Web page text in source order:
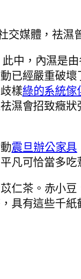
交媒體，祛
中，內濕是
已經嚴重破壞
樣綠的系統傢
濕會招致癥
震旦辦公家具
凡可恰當多
仁茶。赤小
具有這些千